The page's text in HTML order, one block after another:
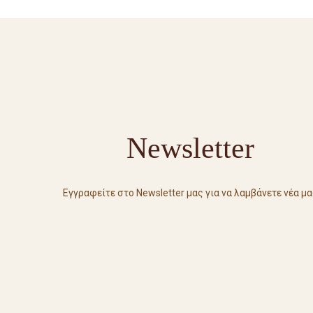
Newsletter
Εγγραφείτε στο Newsletter μας για να λαμβάνετε νέα